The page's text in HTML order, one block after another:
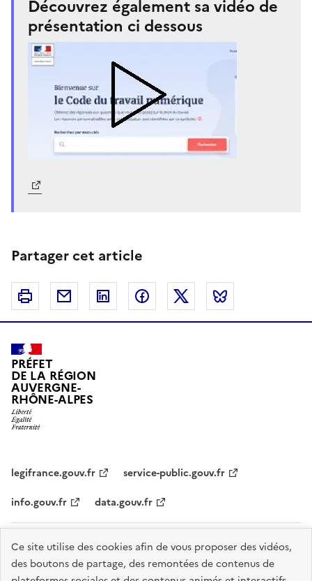
Ce site utilise des cookies afin de vous proposer des vidéos,
des boutons de partage, des remontées de contenus de
Découvrez également sa vidéo de
présentation ci dessous
Partager cet article
Imprimer Courriel Linkedin FacebookTwitter
PRÉFET
DE LA RÉGION
AUVERGNE-
RHÔNE-ALPES
legifrance.gouv.fr
service-public.gouv.fr
info.gouv.fr
data.gouv.fr
Plan du site Données personnelles et cookies
Accessibilité :
partiellement conforme
Mentions légales Gestion des cookies